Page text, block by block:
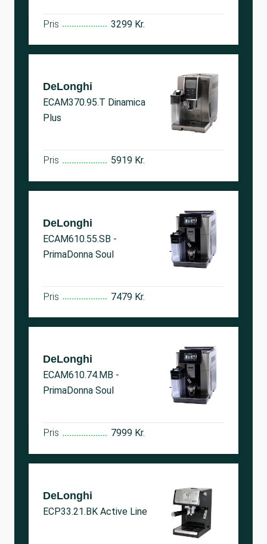
Pris 3299 Kr.
DeLonghi
ECAM370.95.T Dinamica
Plus
Pris 5919 Kr.
DeLonghi
ECAM610.55.SB -
PrimaDonna Soul
Pris 7479 Kr.
DeLonghi
ECAM610.74.MB -
PrimaDonna Soul
Pris 7999 Kr.
DeLonghi
ECP33.21.BK Active Line